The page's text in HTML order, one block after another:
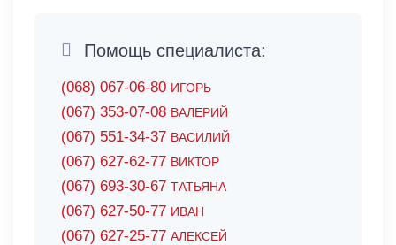
Помощь специалиста:
(068) 067-06-80 ИГОРЬ
(067) 353-07-08 ВАЛЕРИЙ
(067) 551-34-37 ВАСИЛИЙ
(067) 627-62-77 ВИКТОР
(067) 693-30-67 ТАТЬЯНА
(067) 627-50-77 ИВАН
(067) 627-25-77 АЛЕКСЕЙ